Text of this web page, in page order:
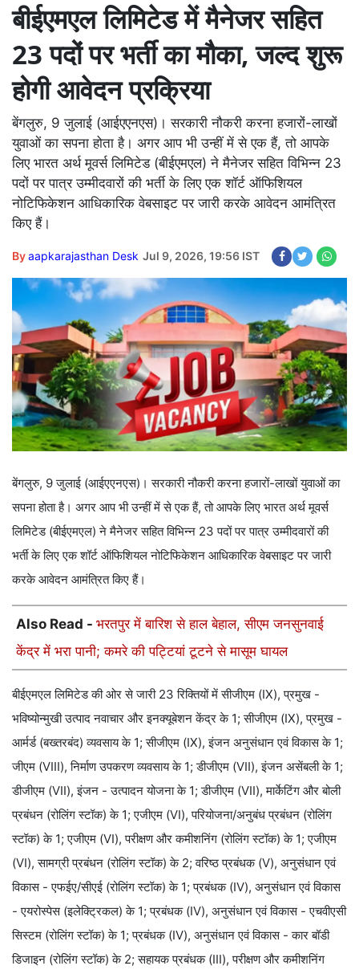
बीईएमएल लिमिटेड में मैनेजर सहित
23 पदों पर भर्ती का मौका, जल्द शुरू
होगी आवेदन प्रक्रिया
बेंगलुरु, 9 जुलाई (आईएएनएस)। सरकारी नौकरी करना हजारों-लाखों
युवाओं का सपना होता है। अगर आप भी उन्हीं में से एक हैं, तो आपके
लिए भारत अर्थ मूवर्स लिमिटेड (बीईएमएल) ने मैनेजर सहित विभिन्न 23
पदों पर पात्र उम्मीदवारों की भर्ती के लिए एक शॉर्ट ऑफिशियल
नोटिफिकेशन आधिकारिक वेबसाइट पर जारी करके आवेदन आमंत्रित
किए हैं।
Byaapkarajasthan Desk Jul 9, 2026, 19:56 IST
बेंगलुरु, 9 जुलाई (आईएएनएस)। सरकारी नौकरी करना हजारों-लाखों युवाओं का
सपना होता है। अगर आप भी उन्हीं में से एक हैं, तो आपके लिए भारत अर्थ मूवर्स
लिमिटेड (बीईएमएल) ने मैनेजर सहित विभिन्न 23 पदों पर पात्र उम्मीदवारों की
भर्ती के लिए एक शॉर्ट ऑफिशियल नोटिफिकेशन आधिकारिक वेबसाइट पर जारी
करके आवेदन आमंत्रित किए हैं।
Also Read - भरतपुर में बारिश से हाल बेहाल, सीएम जनसुनवाई
केंद्र में भरा पानी; कमरे की पट्टियां टूटने से मासूम घायल
बीईएमएल लिमिटेड की ओर से जारी 23 रिक्तियों में सीजीएम (IX), प्रमुख -
भविष्योन्मुखी उत्पाद नवाचार और इनक्यूबेशन केंद्र के 1; सीजीएम (IX), प्रमुख -
आर्मर्ड (बख्तरबंद) व्यवसाय के 1; सीजीएम (IX), इंजन अनुसंधान एवं विकास के 1;
जीएम (VIII), निर्माण उपकरण व्यवसाय के 1; डीजीएम (VII), इंजन असेंबली के 1;
डीजीएम (VII), इंजन - उत्पादन योजना के 1; डीजीएम (VII), मार्केटिंग और बोली
प्रबंधन (रोलिंग स्टॉक) के 1; एजीएम (VI), परियोजना/अनुबंध प्रबंधन (रोलिंग
स्टॉक) के 1; एजीएम (VI), परीक्षण और कमीशनिंग (रोलिंग स्टॉक) के 1; एजीएम
(VI), सामग्री प्रबंधन (रोलिंग स्टॉक) के 2; वरिष्ठ प्रबंधक (V), अनुसंधान एवं
विकास - एफईए/सीएई (रोलिंग स्टॉक) के 1; प्रबंधक (IV), अनुसंधान एवं विकास
- एयरोस्पेस (इलेक्ट्रिकल) के 1; प्रबंधक (IV), अनुसंधान एवं विकास - एचवीएसी
सिस्टम (रोलिंग स्टॉक) के 1; प्रबंधक (IV), अनुसंधान एवं विकास - कार बॉडी
डिजाइन (रोलिंग स्टॉक) के 2; सहायक प्रबंधक (III), परीक्षण और कमीशनिंग